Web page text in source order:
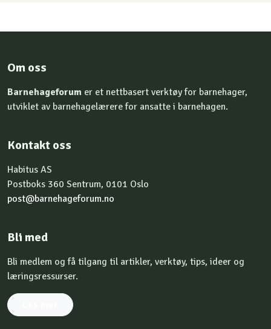
Om oss
Barnehageforum er et nettbasert verktøy for barnehager,
utviklet av barnehagelærere for ansatte i barnehagen.
Kontakt oss
Habitus AS
Postboks 360 Sentrum, 0101 Oslo
post@barnehageforum.no
Bli med
Bli medlem og få tilgang til artikler, verktøy, tips, ideer og
læringsressurser.